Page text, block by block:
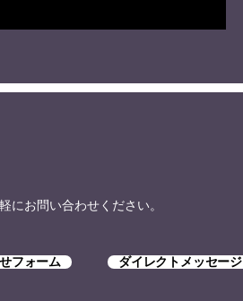
にお問い合わせください。
フォーム ダイレクトメッセージ